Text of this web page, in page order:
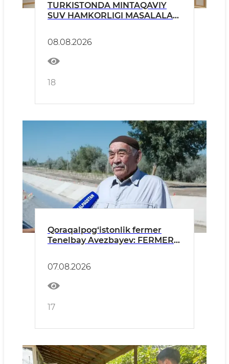
TURKISTONDA MINTAQAVIY
SUV HAMKORLIGI MASALALARI
08.08.2026
18
Qoraqalpog‘istonlik fermer
Tenelbay Avezbayev: FERMER
BILDIRAMIZ
07.08.2026
17